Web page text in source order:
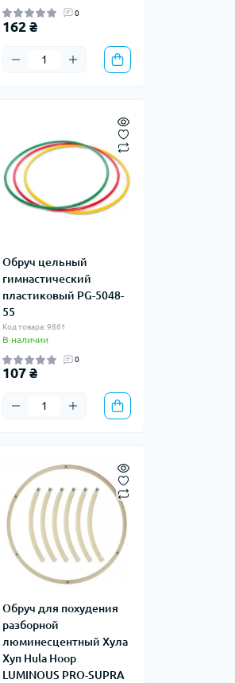
0
162 ₴
Обруч цельный
гимнастический
пластиковый PG-5048-
55
Код товара: 9861
В наличии
0
107 ₴
Обруч для похудения
разборной
люминесцентный Хула
Хуп Hula Hoop
LUMINOUS PRO-SUPRA